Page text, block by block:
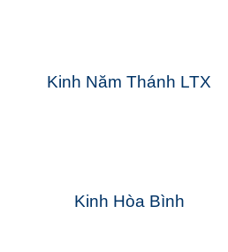
Kinh Năm Thánh LTX
Kinh Hòa Bình